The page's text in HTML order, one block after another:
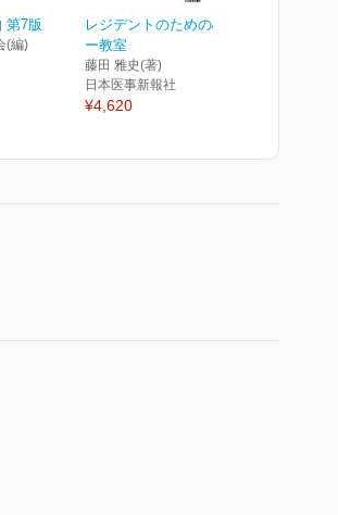
第7版
(編)
レジデントのための心エコ
ー教室
藤田 雅史(著)
日本医事新報社
¥4,620